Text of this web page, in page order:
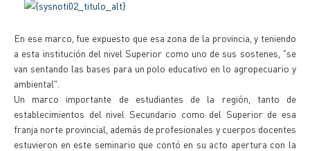
En ese marco, fue expuesto que esa zona de la provincia, y teniendo
a esta institución del nivel Superior como uno de sus sostenes, "se
van sentando las bases para un polo educativo en lo agropecuario y
ambiental".
Un marco importante de estudiantes de la región, tanto de
establecimientos del nivel Secundario como del Superior de esa
franja norte provincial, además de profesionales y cuerpos docentes
estuvieron en este seminario que contó en su acto apertura con la